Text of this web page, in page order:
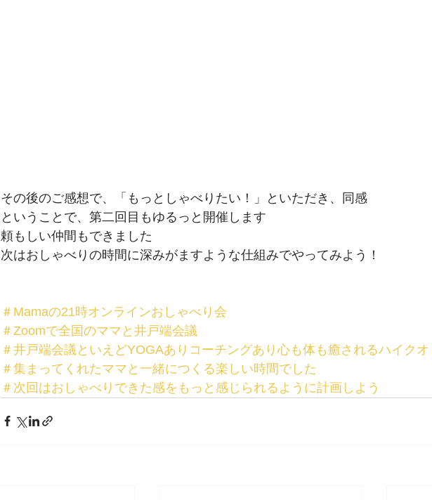
その後のご感想で、「もっとしゃべりたい！」といただき、同感
ということで、第二回目もゆるっと開催します
頼もしい仲間もできました
次はおしゃべりの時間に深みがますような仕組みでやってみよう！
＃Mamaの21時オンラインおしゃべり会
＃Zoomで全国のママと井戸端会議
＃井戸端会議といえどYOGAありコーチングあり心も体も癒されるハイク
＃集まってくれたママと一緒につくる楽しい時間でした
＃次回はおしゃべりできた感をもっと感じられるように計画しよう